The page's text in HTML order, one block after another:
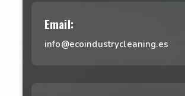
Email:
info@ecoindustrycleaning.es